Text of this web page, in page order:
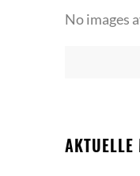
No images
AKTUELLE